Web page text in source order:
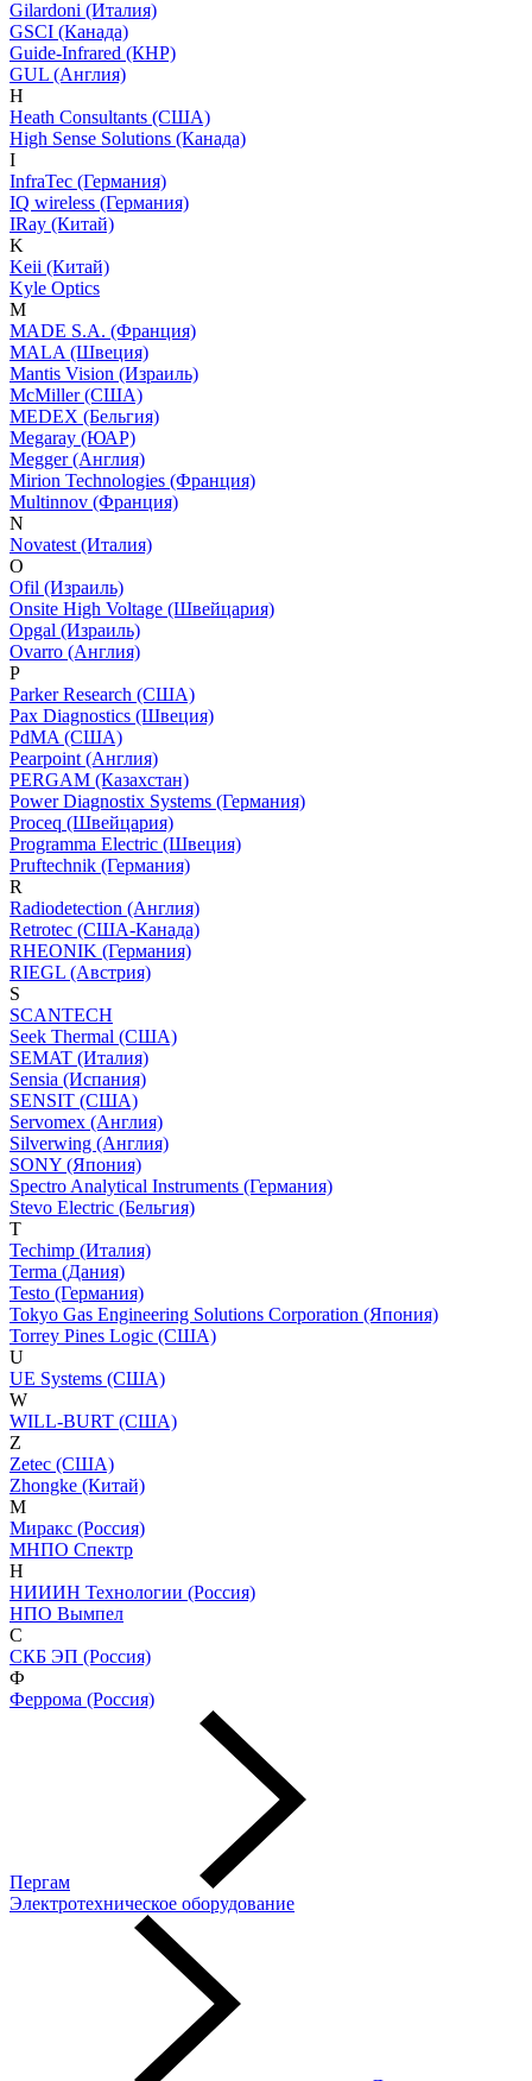
Gilardoni (Италия)
GSCI (Канада)
Guide-Infrared (КНР)
GUL (Англия)
H
Heath Consultants (США)
High Sense Solutions (Канада)
I
InfraTec (Германия)
IQ wireless (Германия)
IRay (Китай)
K
Keii (Китай)
Kyle Optics
M
MADE S.A. (Франция)
MALA (Швеция)
Mantis Vision (Израиль)
McMiller (США)
MEDEX (Бельгия)
Megaray (ЮАР)
Megger (Англия)
Mirion Technologies (Франция)
Multinnov (Франция)
N
Novatest (Италия)
O
Ofil (Израиль)
Onsite High Voltage (Швейцария)
Opgal (Израиль)
Ovarro (Англия)
P
Parker Research (США)
Pax Diagnostics (Швеция)
PdMA (США)
Pearpoint (Англия)
PERGAM (Казахстан)
Power Diagnostix Systems (Германия)
Proceq (Швейцария)
Programma Electric (Швеция)
Pruftechnik (Германия)
R
Radiodetection (Англия)
Retrotec (США-Канада)
RHEONIK (Германия)
RIEGL (Австрия)
S
SCANTECH
Seek Thermal (США)
SEMAT (Италия)
Sensia (Испания)
SENSIT (США)
Servomex (Англия)
Silverwing (Англия)
SONY (Япония)
Spectro Analytical Instruments (Германия)
Stevo Electric (Бельгия)
T
Techimp (Италия)
Terma (Дания)
Testo (Германия)
Tokyo Gas Engineering Solutions Corporation (Япония)
Torrey Pines Logic (США)
U
UE Systems (США)
W
WILL-BURT (США)
Z
Zetec (США)
Zhongke (Китай)
М
Миракс (Россия)
МНПО Спектр
Н
НИИИН Технологии (Россия)
НПО Вымпел
С
СКБ ЭП (Россия)
Ф
Феррома (Россия)
Пергам
Электротехническое оборудование